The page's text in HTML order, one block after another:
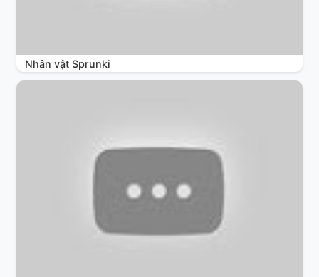
Nhân vật Sprunki